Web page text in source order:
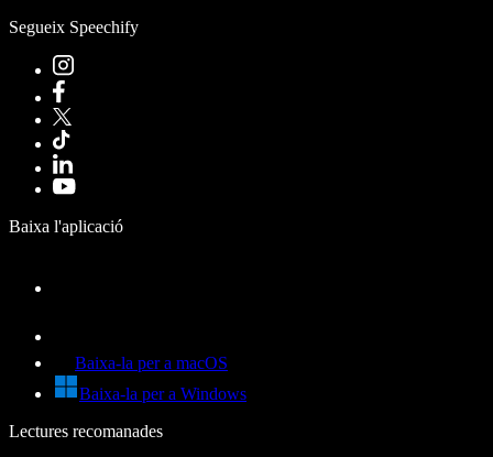
Segueix Speechify
Baixa l'aplicació
Baixa-la per a macOS
Baixa-la per a Windows
Lectures recomanades